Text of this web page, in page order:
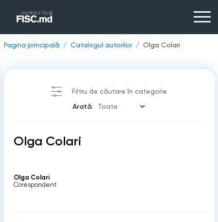
Pagina principală Catalogul autorilor Olga Colari
Filtru de căutare în categorie
Arată:
Olga Colari
Olga Colari
Corespondent